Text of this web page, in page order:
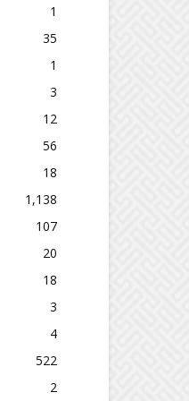
1
35
1
3
12
56
18
1,138
107
20
18
3
4
522
2